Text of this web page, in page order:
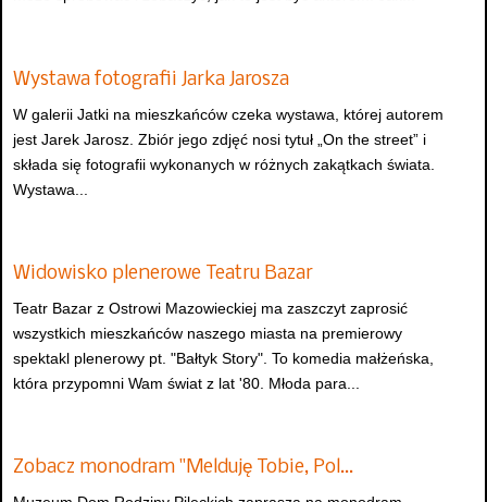
Wystawa fotografii Jarka Jarosza
W galerii Jatki na mieszkańców czeka wystawa, której autorem
jest Jarek Jarosz. Zbiór jego zdjęć nosi tytuł „On the street” i
składa się fotografii wykonanych w różnych zakątkach świata.
Wystawa...
Widowisko plenerowe Teatru Bazar
Teatr Bazar z Ostrowi Mazowieckiej ma zaszczyt zaprosić
wszystkich mieszkańców naszego miasta na premierowy
spektakl plenerowy pt. "Bałtyk Story". To komedia małżeńska,
która przypomni Wam świat z lat '80. Młoda para...
Zobacz monodram "Melduję Tobie, Pol…